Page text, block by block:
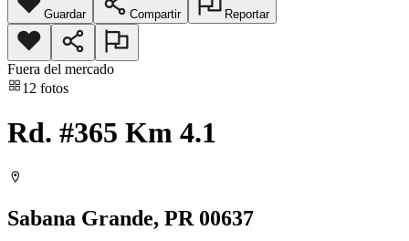
Guardar Compartir Reportar
Fuera del mercado
12 fotos
Rd. #365 Km 4.1
Sabana Grande, PR 00637